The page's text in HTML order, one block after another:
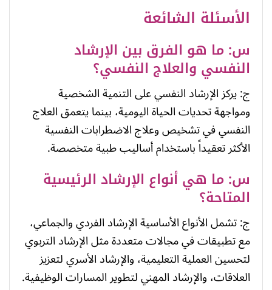
الأسئلة الشائعة
س: ما هو الفرق بين الإرشاد
النفسي والعلاج النفسي؟
ج: يركز الإرشاد النفسي على التنمية الشخصية
ومواجهة تحديات الحياة اليومية، بينما يتعمق العلاج
النفسي في تشخيص وعلاج الاضطرابات النفسية
الأكثر تعقيداً باستخدام أساليب طبية متخصصة.
س: ما هي أنواع الإرشاد الرئيسية
المتاحة؟
ج: تشمل الأنواع الأساسية الإرشاد الفردي والجماعي،
مع تطبيقات في مجالات متعددة مثل الإرشاد التربوي
لتحسين العملية التعليمية، والإرشاد الأسري لتعزيز
العلاقات، والإرشاد المهني لتطوير المسارات الوظيفية.